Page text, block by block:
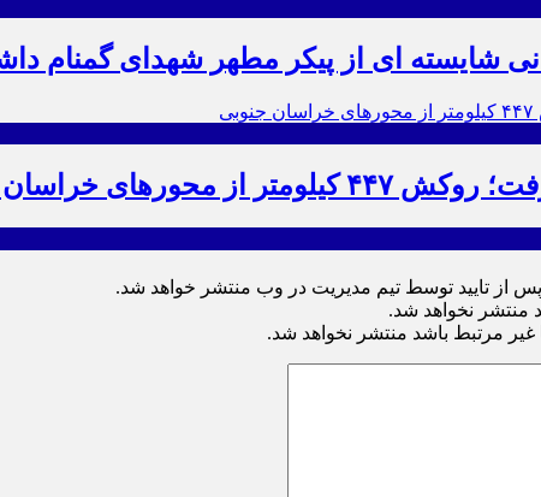
شایسته ای از پیکر مطهر شهدای گمنام
خراسان جنوبی
از تایید توسط تیم مدیریت در وب منتشر خواهد شد.
منتشر نخواهد شد.
غیر مرتبط باشد منتشر نخواهد شد.